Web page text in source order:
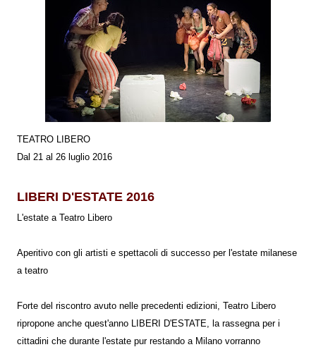
TEATRO LIBERO
Dal 21 al 26 luglio 2016
LIBERI D'ESTATE 2016
L'estate a Teatro Libero
Aperitivo con gli artisti e spettacoli di successo per l'estate milanese
a teatro
Forte del riscontro avuto nelle precedenti edizioni, Teatro Libero
ripropone anche quest'anno LIBERI D'ESTATE, la rassegna per i
cittadini che durante l'estate pur restando a Milano vorranno